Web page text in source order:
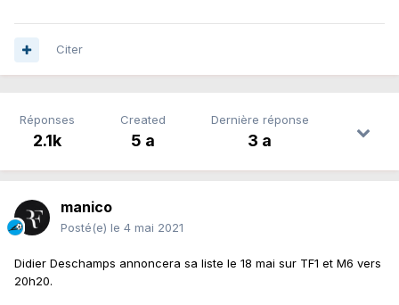
Citer
Réponses
2.1k
Created
5 a
Dernière réponse
3 a
manico
Posté(e) le 4 mai 2021
Didier Deschamps annoncera sa liste le 18 mai sur TF1 et M6 vers
20h20.